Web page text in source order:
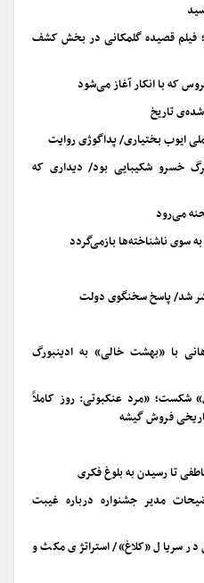
فیلم قصیده گلمکانی در بخش کشف
که با انکار آغاز می‌شود
تاریخ
ایوب بختیاری/ پداگوژی روایت
که سالمرگ خسرو شکیبایی بود/ دیداری که
می‌رود
سوی ناشناخته‌ها بازمی‌گردد
شد/ پاسخ سخنگوی دولت
با «بهشت خالی» به ادینبورگ
شکست؛ «مرد عنکبوتی: روز کاملاً
فروش گیشه
تا رسیدن به بلوغ فکری
فیلم ونیز ۲۰۲۶؛ توضیحات مدیر جشنواره درباره غیبت
سریال «کلاغ»/ استراتژی مکث و